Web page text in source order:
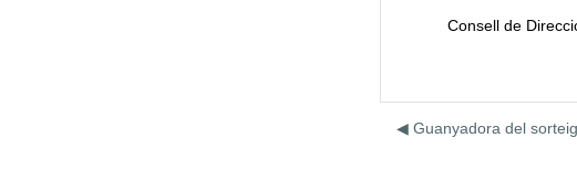
Consell de
◀︎ Guanyadora del